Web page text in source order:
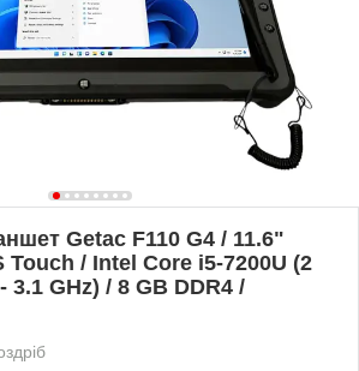
Getac F110 G4 / 11.6"
Touch / Intel Core i5-7200U (2
3.1 GHz) / 8 GB DDR4 /